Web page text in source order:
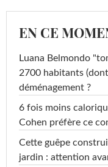
EN CE
Luana Belmondo
2700 habitants
déménagement ?
6 fois moins
Cohen préfère ce
Cette guêpe
jardin : attention